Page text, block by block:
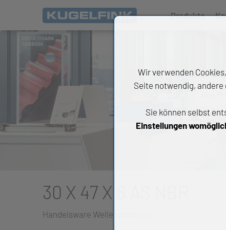
Produkte
30 X 47 X 8 AS NBR
Handelsware Wellendichtring
Wir verwenden
Seite notwendig,
Sie können selbst
Einstellungen